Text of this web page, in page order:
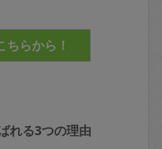
れる3つの理由